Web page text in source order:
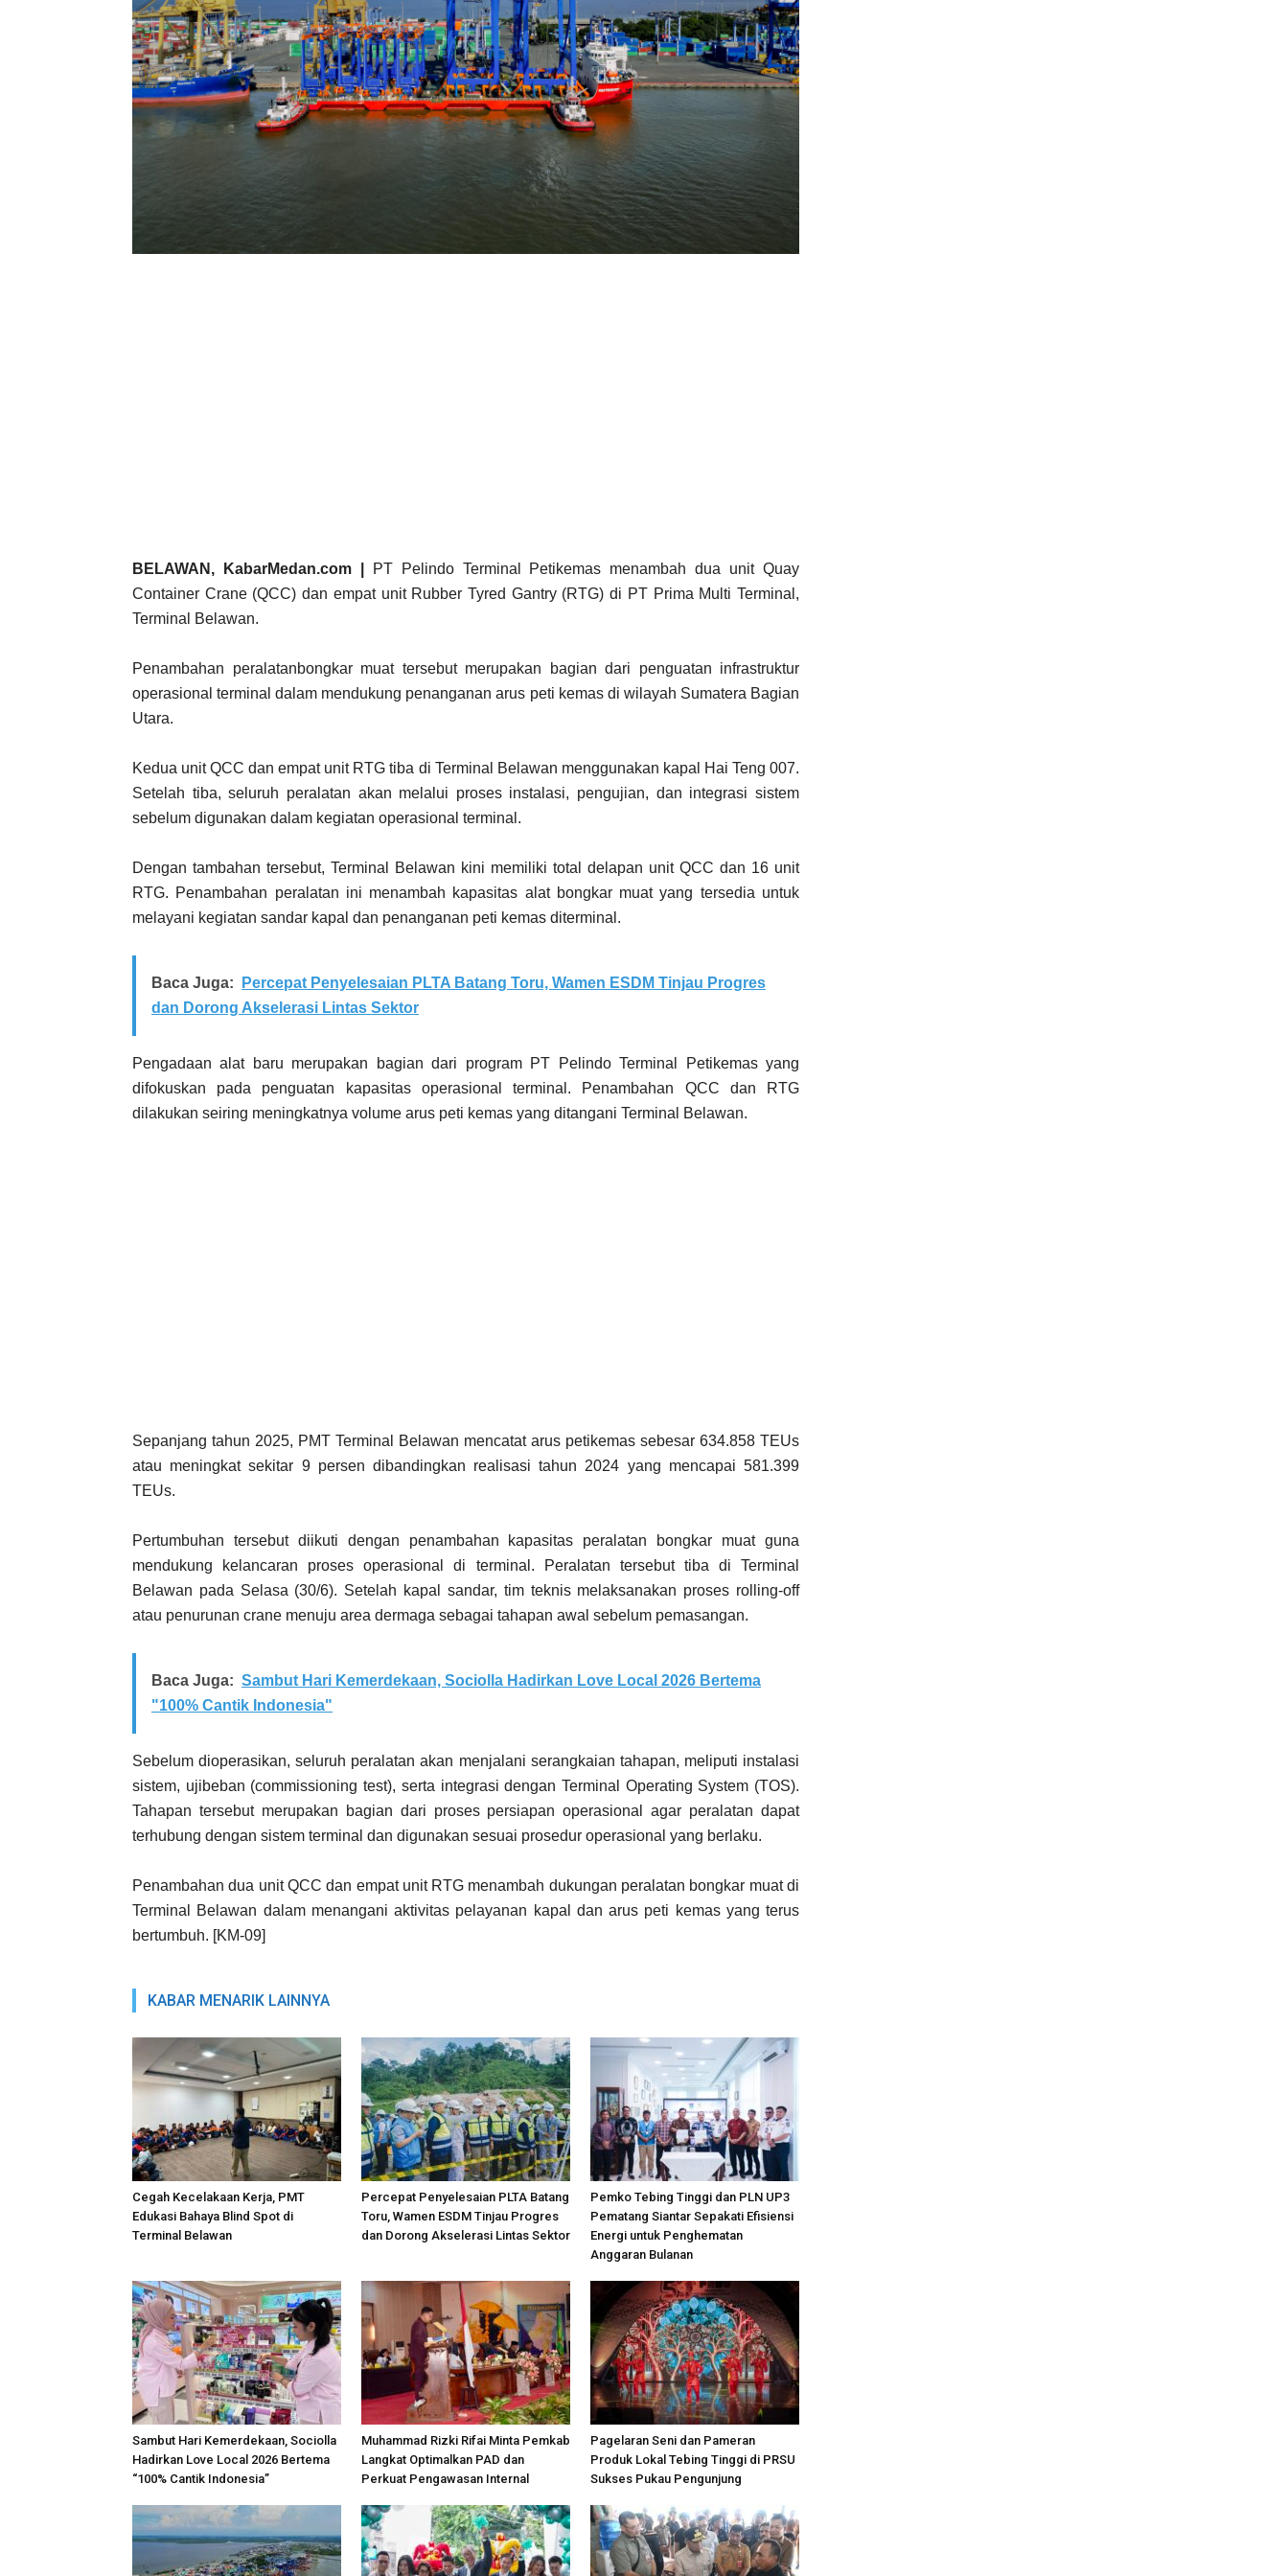
BELAWAN, KabarMedan.com |
PT Pelindo Terminal Petikemas menambah dua unit Quay
Container Crane (QCC) dan empat unit Rubber Tyred Gantry (RTG) di PT Prima Multi Terminal,
Terminal Belawan.
Penambahan peralatanbongkar muat tersebut merupakan bagian dari penguatan infrastruktur
operasional terminal dalam mendukung penanganan arus peti kemas di wilayah Sumatera Bagian
Utara.
Kedua unit QCC dan empat unit RTG tiba di Terminal Belawan menggunakan kapal Hai Teng 007.
Setelah tiba, seluruh peralatan akan melalui proses instalasi, pengujian, dan integrasi sistem
sebelum digunakan dalam kegiatan operasional terminal.
Dengan tambahan tersebut, Terminal Belawan kini memiliki total delapan unit QCC dan 16 unit
RTG. Penambahan peralatan ini menambah kapasitas alat bongkar muat yang tersedia untuk
melayani kegiatan sandar kapal dan penanganan peti kemas diterminal.
Baca Juga:
Percepat Penyelesaian PLTA Batang Toru, Wamen ESDM Tinjau Progres
dan Dorong Akselerasi Lintas Sektor
Pengadaan alat baru merupakan bagian dari program PT Pelindo Terminal Petikemas yang
difokuskan pada penguatan kapasitas operasional terminal. Penambahan QCC dan RTG
dilakukan seiring meningkatnya volume arus peti kemas yang ditangani Terminal Belawan.
Sepanjang tahun 2025, PMT Terminal Belawan mencatat arus petikemas sebesar 634.858 TEUs
atau meningkat sekitar 9 persen dibandingkan realisasi tahun 2024 yang mencapai 581.399
TEUs.
Pertumbuhan tersebut diikuti dengan penambahan kapasitas peralatan bongkar muat guna
mendukung kelancaran proses operasional di terminal. Peralatan tersebut tiba di Terminal
Belawan pada Selasa (30/6). Setelah kapal sandar, tim teknis melaksanakan proses rolling-off
atau penurunan crane menuju area dermaga sebagai tahapan awal sebelum pemasangan.
Baca Juga: Sambut Hari Kemerdekaan, Sociolla Hadirkan Love Local 2026 Bertema
"100% Cantik Indonesia"
Sebelum dioperasikan, seluruh peralatan akan menjalani serangkaian tahapan, meliputi instalasi
sistem, ujibeban (commissioning test), serta integrasi dengan Terminal Operating System (TOS).
Tahapan tersebut merupakan bagian dari proses persiapan operasional agar peralatan dapat
terhubung dengan sistem terminal dan digunakan sesuai prosedur operasional yang berlaku.
Penambahan dua unit QCC dan empat unit RTG menambah dukungan peralatan bongkar muat di
Terminal Belawan dalam menangani aktivitas pelayanan kapal dan arus peti kemas yang terus
bertumbuh. [KM-09]
KABAR MENARIK LAINNYA
Cegah Kecelakaan Kerja, PMT
Edukasi Bahaya Blind Spot di
Terminal Belawan
Percepat Penyelesaian PLTA Batang
Toru, Wamen ESDM Tinjau Progres
dan Dorong Akselerasi Lintas Sektor
Pemko Tebing Tinggi dan PLN UP3
Pematang Siantar Sepakati Efisiensi
Energi untuk Penghematan
Anggaran Bulanan
Sambut Hari Kemerdekaan, Sociolla
Hadirkan Love Local 2026 Bertema
“100% Cantik Indonesia”
Muhammad Rizki Rifai Minta Pemkab
Langkat Optimalkan PAD dan
Perkuat Pengawasan Internal
Pagelaran Seni dan Pameran
Produk Lokal Tebing Tinggi di PRSU
Sukses Pukau Pengunjung